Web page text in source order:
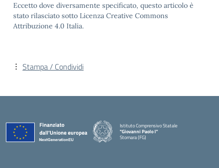
Eccetto dove diversamente specificato, questo articolo è
stato rilasciato sotto Licenza Creative Commons
Attribuzione 4.0 Italia.
Stampa / Condividi
Istituto Comprensivo Statale
"Giovanni Paolo I"
Stornara (FG)